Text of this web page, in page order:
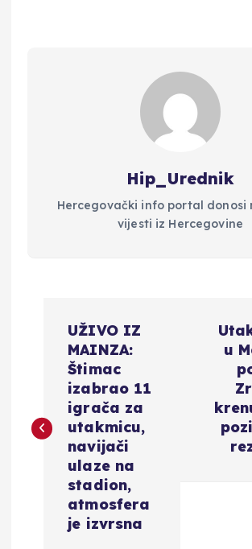
Hip_Urednik
Hercegovački info portal donosi
vijesti iz Hercegovine
i
UŽIVO IZ
MAINZA:
Štimac
izabrao 11
igrača za
utakmicu,
navijači
ulaze na
stadion,
atmosfera
je izvrsna
u